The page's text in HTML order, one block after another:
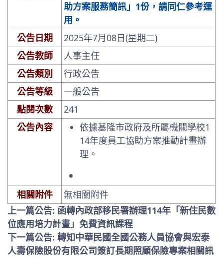
助方案服務簡訊」1份，請同仁參考運
用。
公告日期
2025年7月08日(星期二)
公告教師
人事主任
公告類別
行政公告
公告等級
一般公告
點閱次數
241
公告內容
依據基隆市政府及所屬機關學校1
14年度員工協助方案推動計畫辦
理。
相關附件
無相關附件
上一篇公告: 函轉內政部移民署辦理114年「新住民數
位應用培力計畫」免費資訊課程
下一篇公告: 轉知中華民國全國公務人員協會與宏泰
人壽保險股份有限公司簽訂長期照顧保險專案相關訊